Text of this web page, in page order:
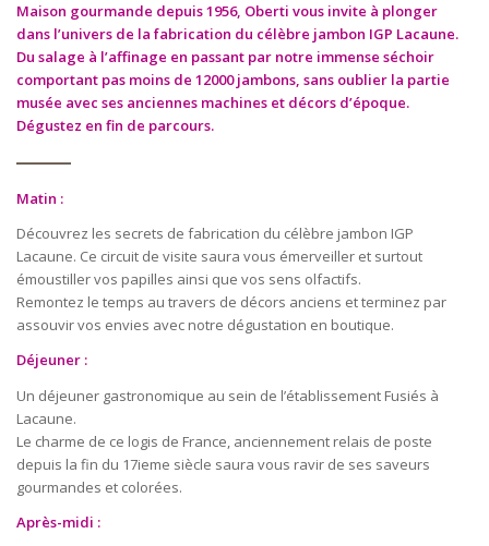
Maison gourmande depuis 1956, Oberti vous invite à plonger
dans l’univers de la fabrication du célèbre jambon IGP Lacaune.
Du salage à l’affinage en passant par notre immense séchoir
comportant pas moins de 12000 jambons, sans oublier la partie
musée avec ses anciennes machines et décors d’époque.
Dégustez en fin de parcours.
Matin :
Découvrez les secrets de fabrication du célèbre jambon IGP
Lacaune. Ce circuit de visite saura vous émerveiller et surtout
émoustiller vos papilles ainsi que vos sens olfactifs.
Remontez le temps au travers de décors anciens et terminez par
assouvir vos envies avec notre dégustation en boutique.
Déjeuner :
Un déjeuner gastronomique au sein de l’établissement Fusiés à
Lacaune.
Le charme de ce logis de France, anciennement relais de poste
depuis la fin du 17ieme siècle saura vous ravir de ses saveurs
gourmandes et colorées.
Après-midi :